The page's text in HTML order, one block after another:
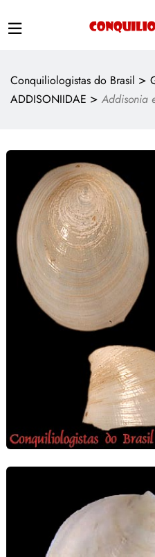
Conquiliologistas do Brasil >
ADDISONIIDAE > Addisonia